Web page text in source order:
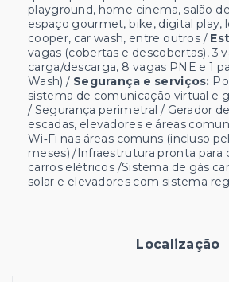
playground, home cinema, salão
espaço gourmet, bike, digital play,
cooper, car wash, entre outros /
vagas (cobertas e descobertas), 3
carga/descarga, 8 vagas PNE e 1
Wash) / Segurança e serviços:
sistema de comunicação virtual e
/ Segurança perimetral / Gerador
escadas, elevadores e áreas
Wi‑Fi nas áreas comuns (incluso
meses) /Infraestrutura pronta para
carros elétricos /Sistema de gás
solar e elevadores com sistema
Localização